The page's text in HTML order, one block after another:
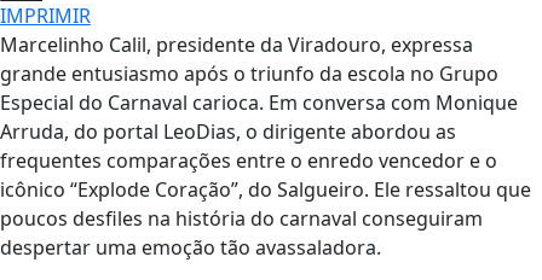
IMPRIMIR
Marcelinho Calil, presidente da Viradouro, expressa
grande entusiasmo após o triunfo da escola no Grupo
Especial do Carnaval carioca. Em conversa com Monique
Arruda, do portal LeoDias, o dirigente abordou as
frequentes comparações entre o enredo vencedor e o
icônico “Explode Coração”, do Salgueiro. Ele ressaltou que
poucos desfiles na história do carnaval conseguiram
despertar uma emoção tão avassaladora.